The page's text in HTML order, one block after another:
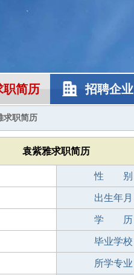
职简历 招聘企业
求职简历
袁紫雅求职简历
性 别
出生年月
学 历
毕业学校
所学专业